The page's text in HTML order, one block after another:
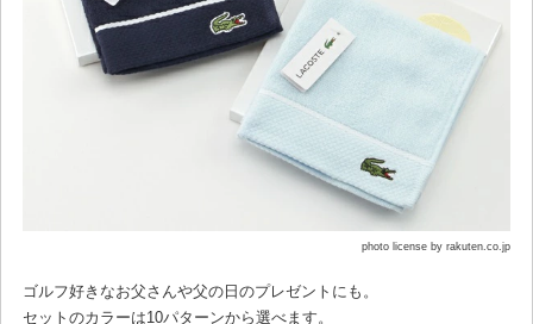
photo license by rakuten.co.jp
ゴルフ好きなお父さんや父の日のプレゼントにも。
セットのカラーは10パターンから選べます。